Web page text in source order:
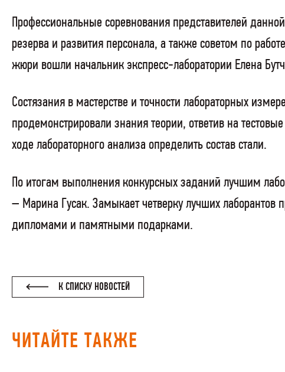
Профессиональные соревнования представителей
резерва и развития персонала, а также советом по
жюри вошли начальник экспресс-лаборатории Елена
Состязания в мастерстве и точности лабораторных
продемонстрировали знания теории, ответив на
ходе лабораторного анализа определить состав стали.
По итогам выполнения конкурсных заданий лучшим
– Марина Гусак. Замыкает четверку лучших
дипломами и памятными подарками.
К СПИСКУ НОВОСТЕЙ
ЧИТАЙТЕ ТАКЖЕ